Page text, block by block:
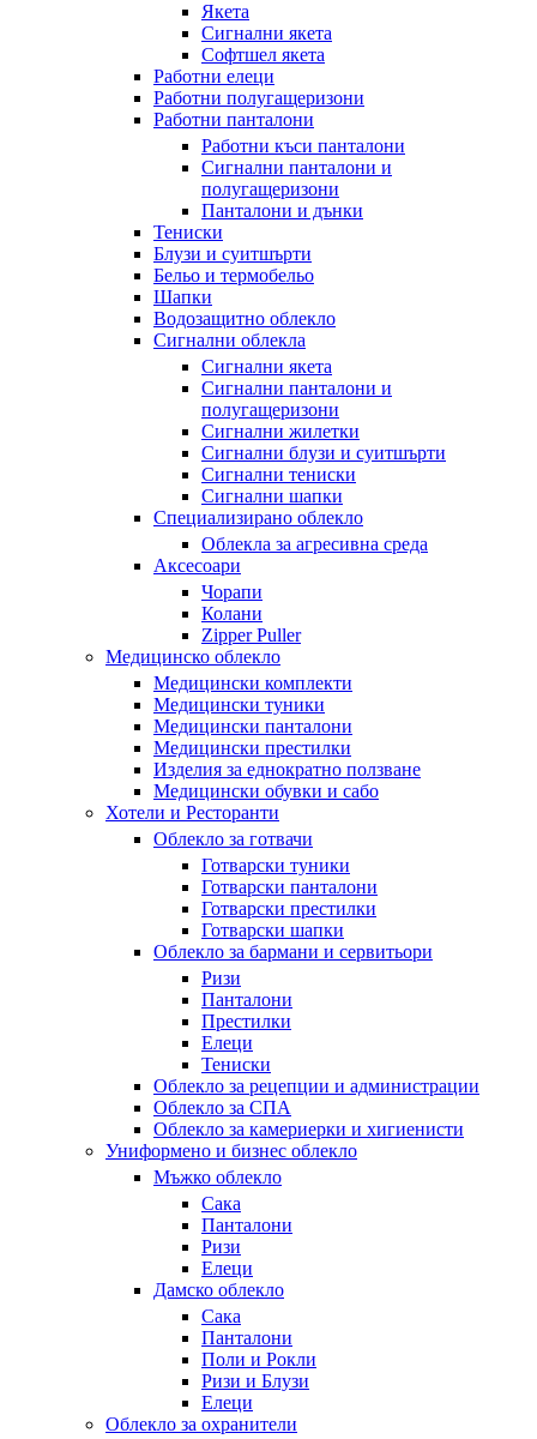
Якета
Сигнални якета
Софтшел якета
Работни елеци
Работни полугащеризони
Работни панталони
Работни къси панталони
Сигнални панталони и
полугащеризони
Панталони и дънки
Тениски
Блузи и суитшърти
Бельо и термобельо
Шапки
Водозащитно облекло
Сигнални облекла
Сигнални якета
Сигнални панталони и
полугащеризони
Сигнални жилетки
Сигнални блузи и суитшърти
Сигнални тениски
Сигнални шапки
Специализирано облекло
Облекла за агресивна среда
Аксесоари
Чорапи
Колани
Zipper Puller
Медицинско облекло
Медицински комплекти
Медицински туники
Медицински панталони
Медицински престилки
Изделия за еднократно ползване
Медицински обувки и сабо
Хотели и Ресторанти
Облекло за готвачи
Готварски туники
Готварски панталони
Готварски престилки
Готварски шапки
Облекло за бармани и сервитьори
Ризи
Панталони
Престилки
Елеци
Тениски
Облекло за рецепции и администрации
Облекло за СПА
Облекло за камериерки и хигиенисти
Униформено и бизнес облекло
Мъжко облекло
Сака
Панталони
Ризи
Елеци
Дамско облекло
Сака
Панталони
Поли и Рокли
Ризи и Блузи
Елеци
Облекло за охранители